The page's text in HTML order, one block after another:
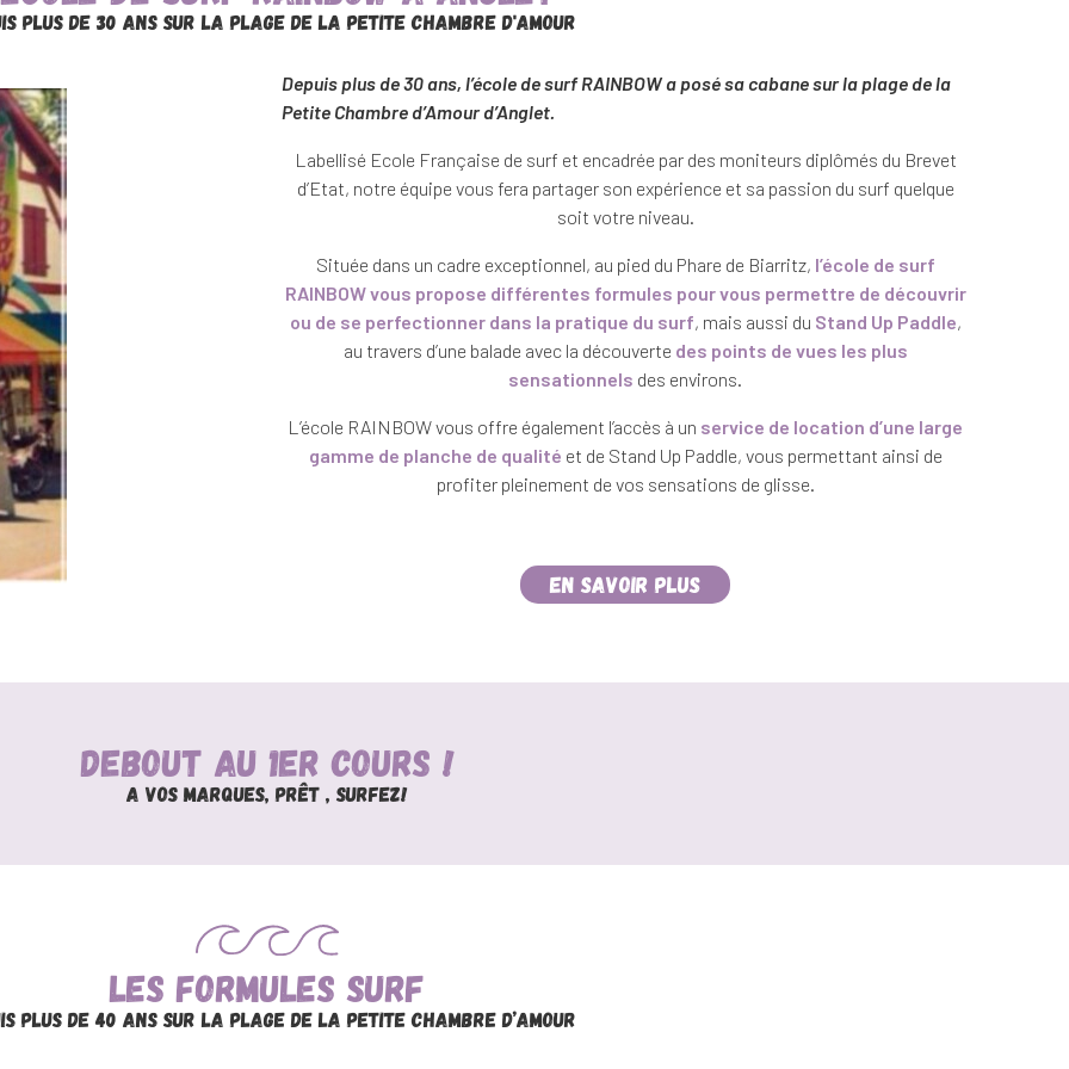
plus de 30 ans sur la plage de la petite Chambre d'Amour
Depuis plus de 30 ans, l’école de surf RAINBOW a posé sa cabane sur la plage de la
Petite Chambre d’Amour d’Anglet.
Labellisé Ecole Française de surf et encadrée par des moniteurs diplômés du Brevet
d’Etat, notre équipe vous fera partager son expérience et sa passion du surf quelque
soit votre niveau.
Située dans un cadre exceptionnel, au pied du Phare de Biarritz, l’école de surf
RAINBOW vous propose différentes formules pour vous permettre de découvrir
ou de se perfectionner dans la pratique du surf, mais aussi du Stand Up Paddle,
au travers d’une balade avec la découverte des points de vues les plus
sensationnels des environs.
L’école RAINBOW vous offre également l’accès à un service de location d’une large
gamme de planche de qualité et de Stand Up Paddle, vous permettant ainsi de
profiter pleinement de vos sensations de glisse.
En savoir plus
Debout au 1er cours !
A vos marques, prêt , surfez!
Les formules Surf
plus de 40 ans sur la plage de la petite Chambre d’Amour